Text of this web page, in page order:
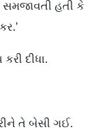
હતી કે
દીધા.
તે બેસી ગઈ.